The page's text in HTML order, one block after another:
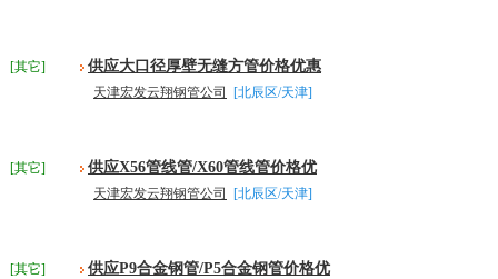
[其它] 供应大口径厚壁无缝方管价格优惠
天津宏发云翔钢管公司 [北辰区/天津]
[其它] 供应X56管线管/X60管线管价格优
天津宏发云翔钢管公司 [北辰区/天津]
[其它] 供应P9合金钢管/P5合金钢管价格优